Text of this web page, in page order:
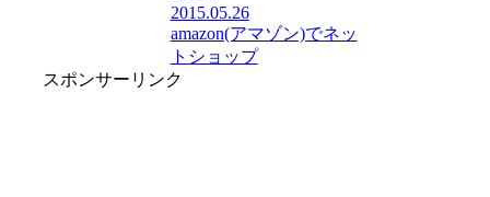
2015.05.26
amazon(アマゾン)でネッ
トショップ
スポンサーリンク